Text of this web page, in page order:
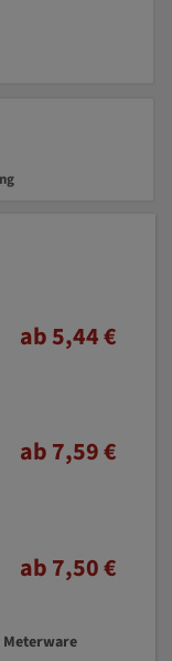
ab 5,44 €
ab 7,59 €
ab 7,50 €
Meterware